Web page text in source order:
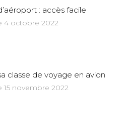
: accès facile
4 octobre 2022
classe de voyage en avion
15 novembre 2022